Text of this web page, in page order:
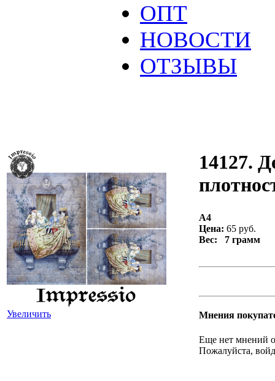
ОПТ
НОВОСТИ
ОТЗЫВЫ
Увеличить
14127.
А4
Цена: 65 руб.
Вес: 7 грамм
Мнения
Еще нет мнений
Пожалуйста,